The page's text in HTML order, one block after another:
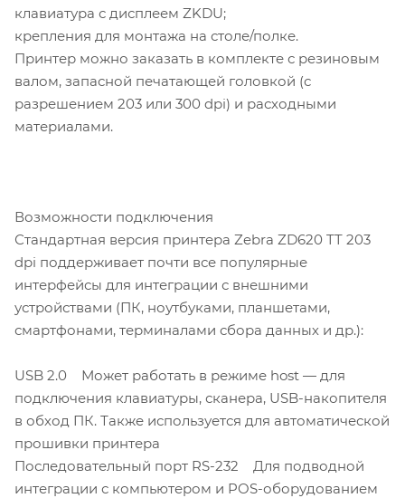
клавиатура с дисплеем ZKDU;
крепления для монтажа на столе/полке.
Принтер можно заказать в комплекте с резиновым
валом, запасной печатающей головкой (с
разрешением 203 или 300 dpi) и расходными
материалами.
Возможности подключения
Стандартная версия принтера Zebra ZD620 TT 203
dpi поддерживает почти все популярные
интерфейсы для интеграции с внешними
устройствами (ПК, ноутбуками, планшетами,
смартфонами, терминалами сбора данных и др.):
USB 2.0 Может работать в режиме host — для
подключения клавиатуры, сканера, USB-накопителя
в обход ПК. Также используется для автоматической
прошивки принтера
Последовательный порт RS-232 Для подводной
интеграции с компьютером и POS-оборудованием